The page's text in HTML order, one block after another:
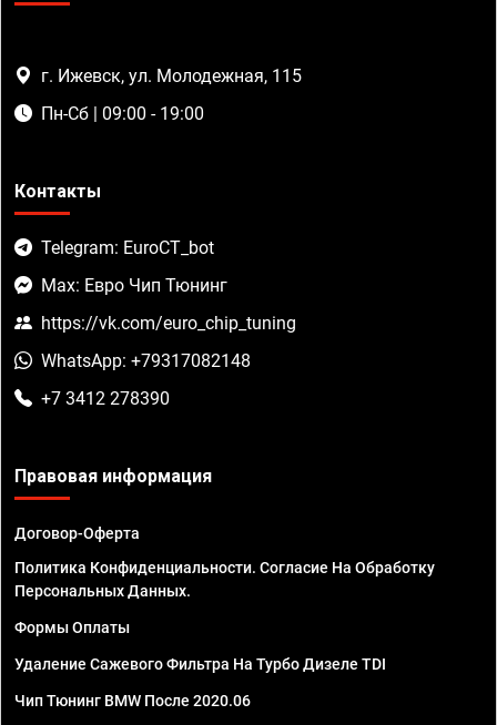
г. Ижевск, ул. Молодежная, 115
Пн-Сб | 09:00 - 19:00
Контакты
Telegram: EuroCT_bot
Max: Евро Чип Тюнинг
https://vk.com/euro_chip_tuning
WhatsApp: +79317082148
+7 3412 278390
Правовая информация
Договор-Оферта
Политика Конфиденциальности. Согласие На Обработку
Персональных Данных.
Формы Оплаты
Удаление Сажевого Фильтра На Турбо Дизеле TDI
Чип Тюнинг BMW После 2020.06